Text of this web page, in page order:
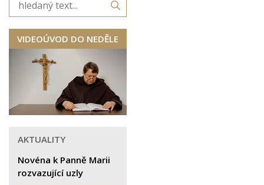
VIDEOÚVOD DO NEDĚLE
AKTUALITY
Novéna k Panně Marii
rozvazující uzly